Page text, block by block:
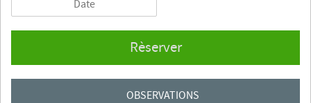
Rèserver
OBSERVATIONS